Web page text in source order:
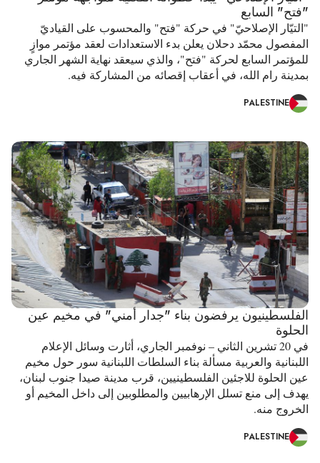
"فتح" السابع
"التيّار الإصلاحيّ" في حركة "فتح" والمحسوب على القياديّ
المفصول محمّد دحلان يعلن بدء الاستعدادات لعقد مؤتمر موازٍ
للمؤتمر السابع لحركة "فتح"، والذي سيعقد نهاية الشهر الجاري
بمدينة رام الله، في أعقاب إقصائه من المشاركة فيه.
PALESTINE
الفلسطينيون يرفضون بناء "جدار أمني" في مخيم عين
الحلوة
في 20 تشرين الثاني – نوفمبر الجاري، أثارت وسائل الإعلام
اللبنانية والعربية مسألة بناء السلطات اللبنانية سور حول مخيم
عين الحلوة للاجئين الفلسطينيين، قرب مدينة صيدا جنوب لبنان،
يهدف إلى منع تسلل الإرهابيين والمطلوبين إلى داخل المخيم أو
الخروج منه.
PALESTINE